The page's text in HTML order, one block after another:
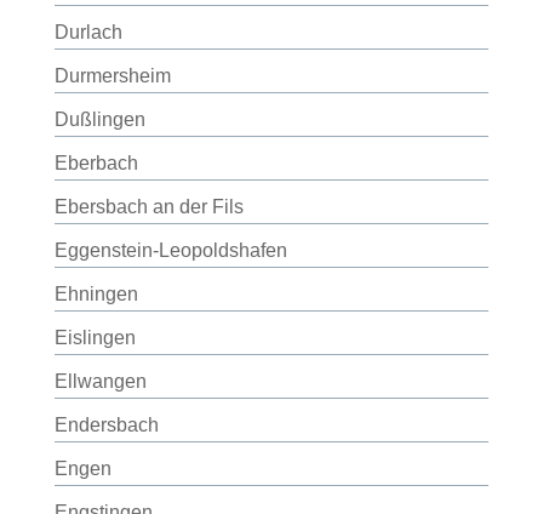
Durlach
Durmersheim
Dußlingen
Eberbach
Ebersbach an der Fils
Eggenstein-Leopoldshafen
Ehningen
Eislingen
Ellwangen
Endersbach
Engen